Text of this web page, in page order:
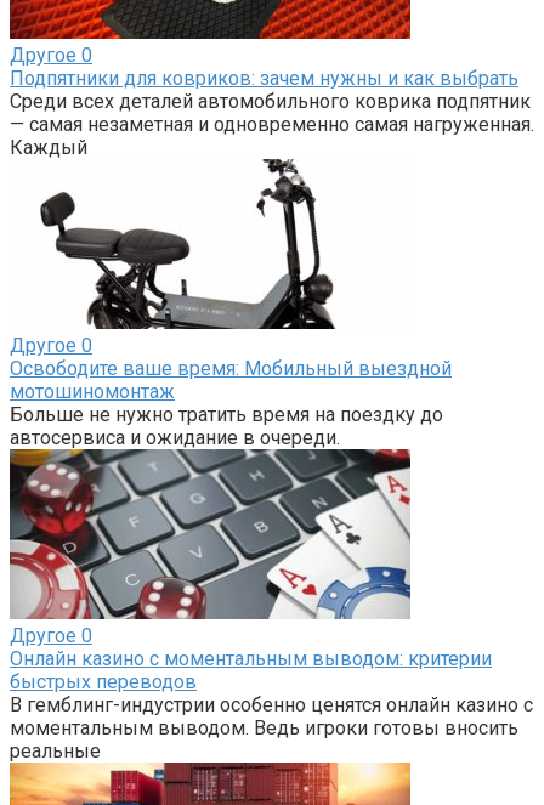
Другое 0
Подпятники для ковриков: зачем нужны и как выбрать
Среди всех деталей автомобильного коврика подпятник
— самая незаметная и одновременно самая нагруженная.
Каждый
Другое 0
Освободите ваше время: Мобильный выездной
мотошиномонтаж
Больше не нужно тратить время на поездку до
автосервиса и ожидание в очереди.
Другое 0
Онлайн казино с моментальным выводом: критерии
быстрых переводов
В гемблинг-индустрии особенно ценятся онлайн казино с
моментальным выводом. Ведь игроки готовы вносить
реальные